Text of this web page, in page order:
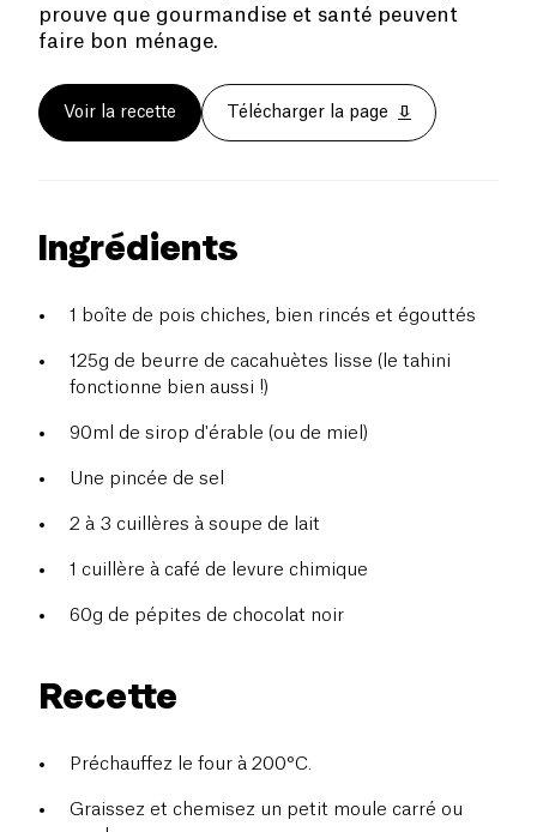
prouve que gourmandise et santé peuvent
faire bon ménage.
Voir la recette Télécharger la page
Ingrédients
1 boîte de pois chiches, bien rincés et égouttés
125g de beurre de cacahuètes lisse (le tahini
fonctionne bien aussi !)
90ml de sirop d'érable (ou de miel)
Une pincée de sel
2 à 3 cuillères à soupe de lait
1 cuillère à café de levure chimique
60g de pépites de chocolat noir
Recette
Préchauffez le four à 200°C.
Graissez et chemisez un petit moule carré ou